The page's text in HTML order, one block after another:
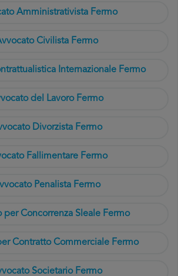
Amministrativista Fermo
Civilista Fermo
Internazionale Fermo
del Lavoro Fermo
Divorzista Fermo
Fallimentare Fermo
Penalista Fermo
per Concorrenza Sleale Fermo
Contratto Commerciale Fermo
Societario Fermo